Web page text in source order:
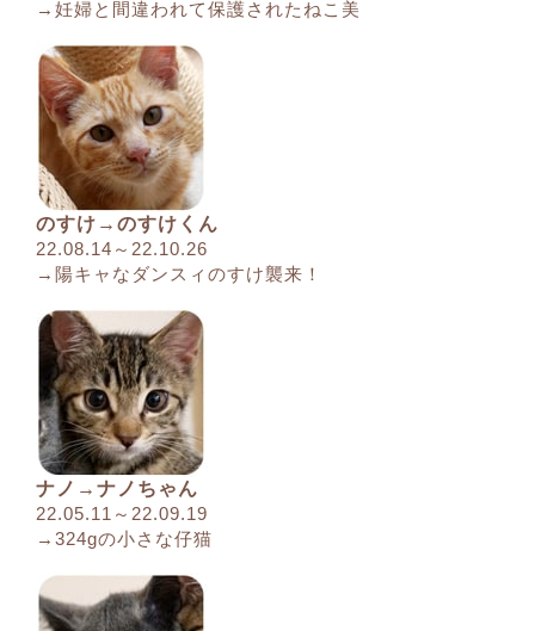
→妊婦と間違われて保護されたねこ美
のすけ→のすけくん
22.08.14～22.10.26
→陽キャなダンスィのすけ襲来！
ナノ→ナノちゃん
22.05.11～22.09.19
→324gの小さな仔猫